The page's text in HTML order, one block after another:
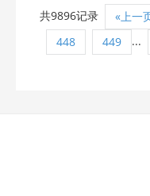
共9896记录
«上一
448
449 ...